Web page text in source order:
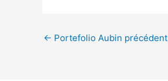
← Portefolio Aubin précédent